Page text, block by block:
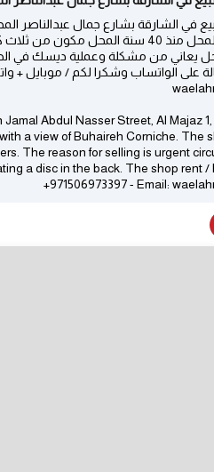
على البحيرة تم افتتاح المحل منذ 40
يعاني من مشكلة وعملية ديسك في
Abdul Nasser Street, Al Majaz
a view of Buhaireh Corniche. The
The reason for selling is urgent
a disc in the back. The shop rent​ /
+971506973397 - Email: